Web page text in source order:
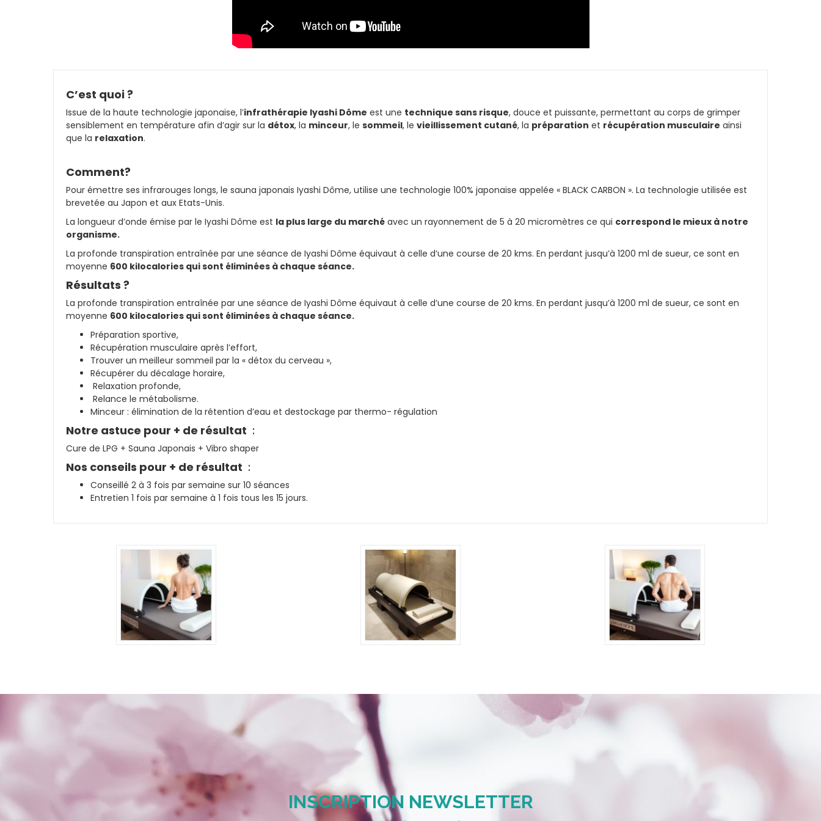
C’est quoi ?
Issue de la haute technologie japonaise, l’infrathérapie Iyashi Dôme est une technique sans risque, douce et puissante, permettant au corps de grimper
sensiblement en température afin d’agir sur la détox, la minceur, le sommeil, le vieillissement cutané, la préparation et récupération musculaire ainsi
que la relaxation.
Comment?
Pour émettre ses infrarouges longs, le sauna japonais Iyashi Dôme, utilise une technologie 100% japonaise appelée « BLACK CARBON ». La technologie utilisée est
brevetée au Japon et aux Etats-Unis.
La longueur d’onde émise par le Iyashi Dôme est la plus large du marché avec un rayonnement de 5 à 20 micromètres ce qui correspond le mieux à notre
organisme.
La profonde transpiration entraînée par une séance de Iyashi Dôme équivaut à celle d’une course de 20 kms. En perdant jusqu’à 1200 ml de sueur, ce sont en
moyenne 600 kilocalories qui sont éliminées à chaque séance.
Résultats ?
La profonde transpiration entraînée par une séance de Iyashi Dôme équivaut à celle d’une course de 20 kms. En perdant jusqu’à 1200 ml de sueur, ce sont en
moyenne 600 kilocalories qui sont éliminées à chaque séance.
Préparation sportive,
Récupération musculaire après l’effort,
Trouver un meilleur sommeil par la « détox du cerveau »,
Récupérer du décalage horaire,
Relaxation profonde,
Relance le métabolisme.
Minceur : élimination de la rétention d’eau et destockage par thermo- régulation
Notre astuce pour + de résultat :
Cure de LPG + Sauna Japonais + Vibro shaper
Nos conseils pour + de résultat :
Conseillé 2 à 3 fois par semaine sur 10 séances
Entretien 1 fois par semaine à 1 fois tous les 15 jours.
INSCRIPTION NEWSLETTER